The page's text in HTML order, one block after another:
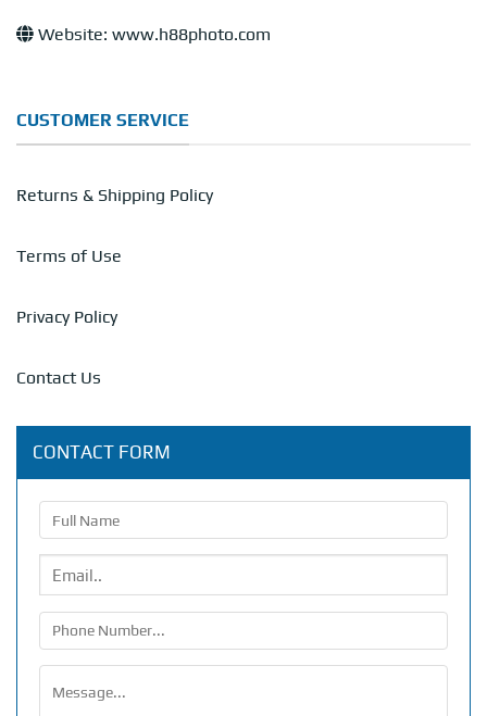
Website: www.h88photo.com
CUSTOMER SERVICE
Returns & Shipping Policy
Terms of Use
Privacy Policy
Contact Us
CONTACT FORM